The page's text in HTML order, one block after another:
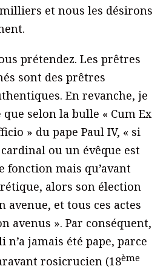
et nous les désirons
prétendez. Les prêtres
sont des prêtres
En revanche, je
selon la bulle « Cum Ex
» du pape Paul IV, « si
ou un évêque est
fonction mais qu’avant
alors son élection
avenue, et tous ces actes
avenus ». Par conséquent,
n’a jamais été pape, parce
rosicrucien (18ème